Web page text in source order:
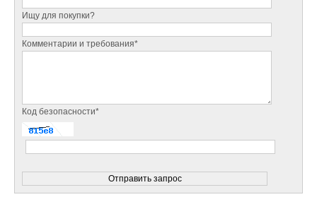
Ищу для покупки?
Комментарии и требования*
Код безопасности*